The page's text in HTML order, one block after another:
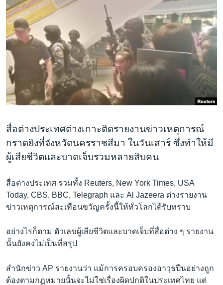
ข้าม
ไป
การ
ค้นหา
วิทยาศาสตร์
สังคมและสุขภาพ
ไลฟ์สไตล์
ตรวจสอบข่าว
เรียนรู้ภาษาอังกฤษ
พอดคาสต์
ติดตามเรา
สื่อต่างประเทศต่างเกาะติดรายงานข่าวเหตุการณ์
กราดยิงที่จังหวัดนครราชสีมา ในวันเสาร์ ซึ่งทำให้มี
ผู้เสียชีวิตและบาดเจ็บรวมหลายสิบคน
สื่อต่างประเทศ รวมทั้ง Reuters, New York Times, USA
Today, CBS, BBC, Telegraph และ Al Jazeera ต่างรายงาน
ข่าวเหตุการณ์สะเทือนขวัญครั้งนี้ให้ทั่วโลกได้รับทราบ
อย่างไรก็ตาม ตัวเลขผู้เสียชีวิตและบาดเจ็บที่สื่อต่าง ๆ รายงาน
นั้นยังคงไม่เป็นที่สรุป
สำนักข่าว AP รายงานว่า แม้การครอบครองอาวุธปืนอย่างถูก
ต้องตามกฎหมายนั้นจะไม่ใช่เรื่องผิดปกติในประเทศไทย แต่